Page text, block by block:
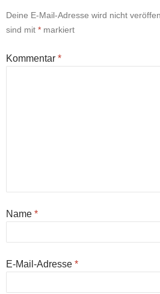
Deine E-Mail-Adresse wird nicht
sind mit * markiert
Kommentar *
Name *
E-Mail-Adresse *